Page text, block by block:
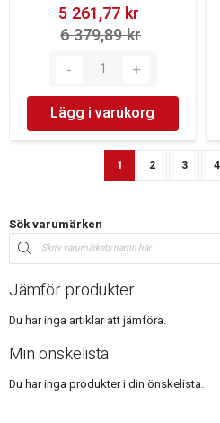
5 261,77 kr‎
6 379,89 kr‎
Lägg i varukorg
SidaYou're currently
1 Sida
2 Sida
3 4
Sök varumärken
Jämför produkter
Du har inga artiklar att jämföra.
Min önskelista
Du har inga produkter i din önskelista.